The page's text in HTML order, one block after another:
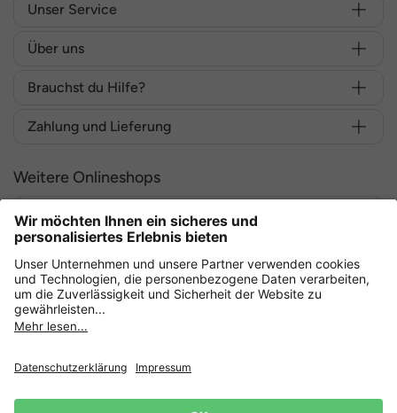
Unser Service
Über uns
Brauchst du Hilfe?
Zahlung und Lieferung
Weitere Onlineshops
Deutschland
Sicher einkaufen mit